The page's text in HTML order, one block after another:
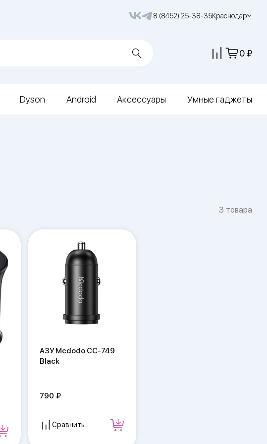
8 (8452) 25-38-35Краснодар
0
Dyson Android Аксессуары Умные гаджеты
3 товара
АЗУ Mcdodo CC-749
Black
790
Сравнить